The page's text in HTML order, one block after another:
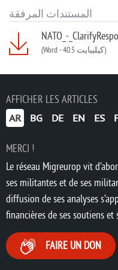
المستندات المرفقة
NATO_-
(Word- 40.5 كيليبايت)
AFFICHER LES ARTICLES
AR BG DE EN ES
MERCI !
Le réseau Migreurop vit
ses militantes et de ses
diffusion de ses analyses
financières de ses soutiens et
FAIRE UN DON